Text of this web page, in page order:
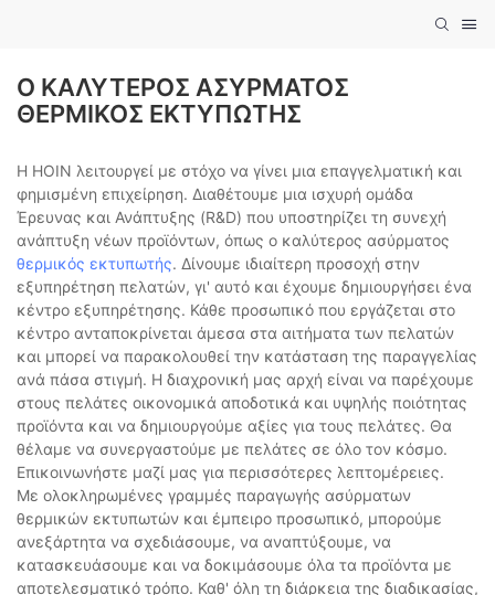
Ο ΚΑΛΎΤΕΡΟΣ ΑΣΎΡΜΑΤΟΣ
ΘΕΡΜΙΚΌΣ ΕΚΤΥΠΩΤΉΣ
Η HOIN λειτουργεί με στόχο να γίνει μια επαγγελματική και
φημισμένη επιχείρηση. Διαθέτουμε μια ισχυρή ομάδα
Έρευνας και Ανάπτυξης (R&D) που υποστηρίζει τη συνεχή
ανάπτυξη νέων προϊόντων, όπως ο καλύτερος ασύρματος
θερμικός εκτυπωτής. Δίνουμε ιδιαίτερη προσοχή στην
εξυπηρέτηση πελατών, γι' αυτό και έχουμε δημιουργήσει ένα
κέντρο εξυπηρέτησης. Κάθε προσωπικό που εργάζεται στο
κέντρο ανταποκρίνεται άμεσα στα αιτήματα των πελατών
και μπορεί να παρακολουθεί την κατάσταση της παραγγελίας
ανά πάσα στιγμή. Η διαχρονική μας αρχή είναι να παρέχουμε
στους πελάτες οικονομικά αποδοτικά και υψηλής ποιότητας
προϊόντα και να δημιουργούμε αξίες για τους πελάτες. Θα
θέλαμε να συνεργαστούμε με πελάτες σε όλο τον κόσμο.
Επικοινωνήστε μαζί μας για περισσότερες λεπτομέρειες.
Με ολοκληρωμένες γραμμές παραγωγής ασύρματων
θερμικών εκτυπωτών και έμπειρο προσωπικό, μπορούμε
ανεξάρτητα να σχεδιάσουμε, να αναπτύξουμε, να
κατασκευάσουμε και να δοκιμάσουμε όλα τα προϊόντα με
αποτελεσματικό τρόπο. Καθ' όλη τη διάρκεια της διαδικασίας,